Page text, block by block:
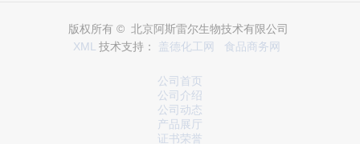
版权所有 © 北京阿斯雷尔生物技术有限公司
XML 技术支持： 盖德化工网 食品商务网
公司首页
公司介绍
公司动态
产品展厅
证书荣誉